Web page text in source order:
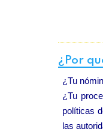
¿Por
¿Tu
¿Tu
políticas
las